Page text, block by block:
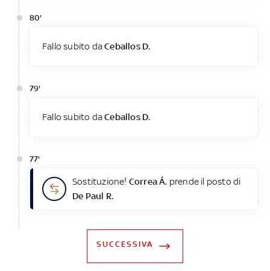
80'
Fallo subito daCeballos D.
79'
Fallo subito daCeballos D.
77'
Sostituzione! Correa Á. prende il posto di
De Paul R.
SUCCESSIVA